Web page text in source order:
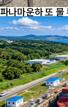
파나마운하 또